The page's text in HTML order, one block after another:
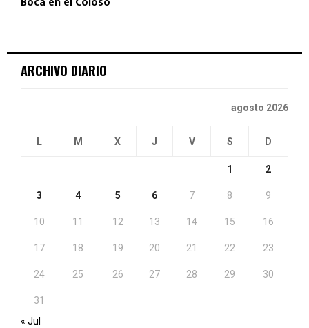
ARCHIVO DIARIO
agosto 2026
L M X J V S D
1 2
3 4 5 6 7 8 9
10 11 12 13 14 15 16
17 18 19 20 21 22 23
24 25 26 27 28 29 30
31
« Jul